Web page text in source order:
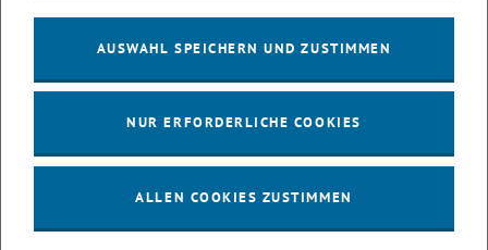
nicht nur das Risiko von Implantatversagen verringert, sondern auch
die Zahl der notwendigen Revisionseingriffe deutlich reduziert
Verschleißkonzepte geht weit über den medizinischen Bereich
hinaus. Die Relevanz der Tribologie – der Wissenschaft von
AUSWAHL SPEICHERN UND ZUSTIMMEN
NUR ERFORDERLICHE COOKIES
ALLEN COOKIES ZUSTIMMEN